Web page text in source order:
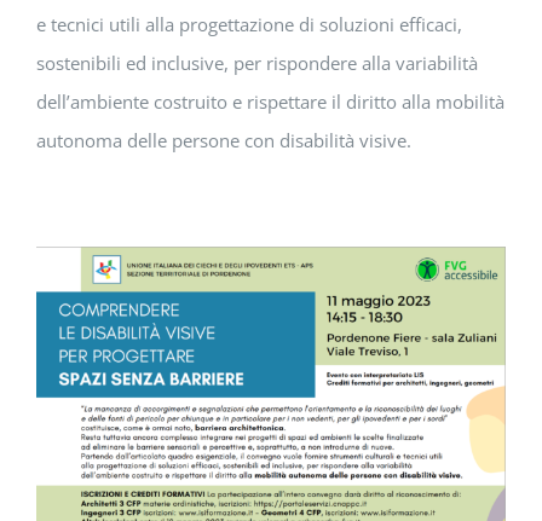
e tecnici utili alla progettazione di soluzioni efficaci,
sostenibili ed inclusive, per rispondere alla variabilità
dell’ambiente costruito e rispettare il diritto alla mobilità
autonoma delle persone con disabilità visive.